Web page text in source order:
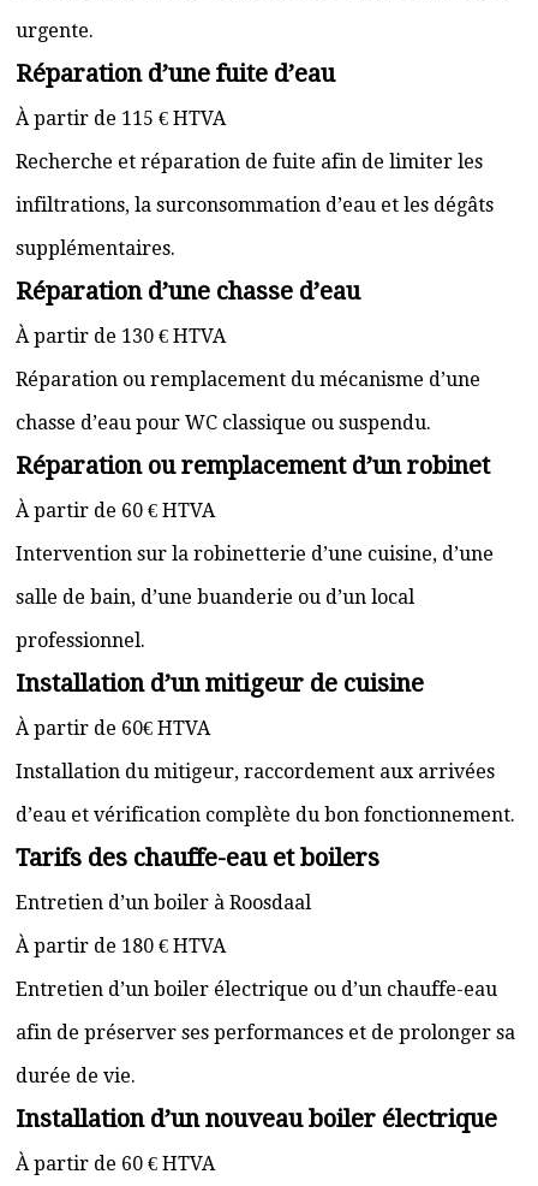
urgente.
Réparation d’une fuite d’eau
À partir de 115 € HTVA
Recherche et réparation de fuite afin de limiter les
infiltrations, la surconsommation d’eau et les dégâts
supplémentaires.
Réparation d’une chasse d’eau
À partir de 130 € HTVA
Réparation ou remplacement du mécanisme d’une
chasse d’eau pour WC classique ou suspendu.
Réparation ou remplacement d’un robinet
À partir de 60 € HTVA
Intervention sur la robinetterie d’une cuisine, d’une
salle de bain, d’une buanderie ou d’un local
professionnel.
Installation d’un mitigeur de cuisine
À partir de 60€ HTVA
Installation du mitigeur, raccordement aux arrivées
d’eau et vérification complète du bon fonctionnement.
Tarifs des chauffe-eau et boilers
Entretien d’un boiler à Roosdaal
À partir de 180 € HTVA
Entretien d’un boiler électrique ou d’un chauffe-eau
afin de préserver ses performances et de prolonger sa
durée de vie.
Installation d’un nouveau boiler électrique
À partir de 60 € HTVA